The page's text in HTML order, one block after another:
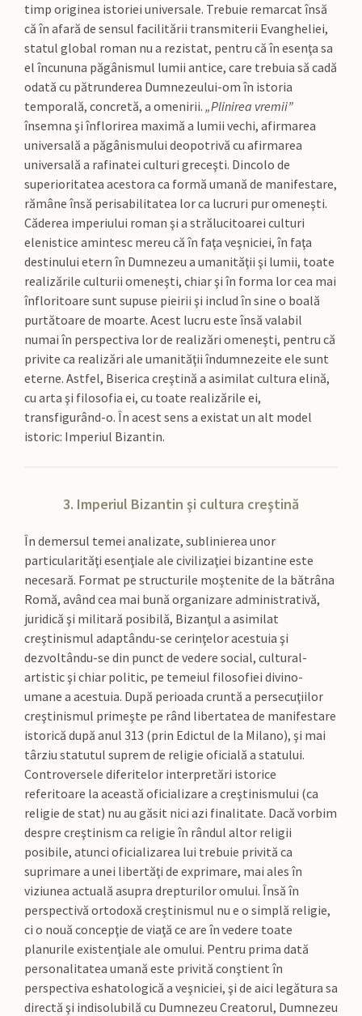
timp originea istoriei universale. Trebuie remarcat însă
că în afară de sensul facilitării transmiterii Evangheliei,
statul global roman nu a rezistat, pentru că în esenţa sa
el încununa păgânismul lumii antice, care trebuia să cadă
odată cu pătrunderea Dumnezeului-om în istoria
temporală, concretă, a omenirii. „Plinirea vremii”
însemna şi înflorirea maximă a lumii vechi, afirmarea
universală a păgânismului deopotrivă cu afirmarea
universală a rafinatei culturi greceşti. Dincolo de
superioritatea acestora ca formă umană de manifestare,
rămâne însă perisabilitatea lor ca lucruri pur omeneşti.
Căderea imperiului roman şi a strălucitoarei culturi
elenistice amintesc mereu că în faţa veşniciei, în faţa
destinului etern în Dumnezeu a umanităţii şi lumii, toate
realizările culturii omeneşti, chiar şi în forma lor cea mai
înfloritoare sunt supuse pieirii şi includ în sine o boală
purtătoare de moarte. Acest lucru este însă valabil
numai în perspectiva lor de realizări omeneşti, pentru că
privite ca realizări ale umanităţii îndumnezeite ele sunt
eterne. Astfel, Biserica creştină a asimilat cultura elină,
cu arta şi filosofia ei, cu toate realizările ei,
transfigurând-o. În acest sens a existat un alt model
istoric: Imperiul Bizantin.
3. Imperiul Bizantin şi cultura creştină
În demersul temei analizate, sublinierea unor
particularităţi esenţiale ale civilizaţiei bizantine este
necesară. Format pe structurile moştenite de la bătrâna
Romă, având cea mai bună organizare administrativă,
juridică şi militară posibilă, Bizanţul a asimilat
creştinismul adaptându-se cerinţelor acestuia şi
dezvoltându-se din punct de vedere social, cultural-
artistic şi chiar politic, pe temeiul filosofiei divino-
umane a acestuia. După perioada cruntă a persecuţiilor
creştinismul primeşte pe rând libertatea de manifestare
istorică după anul 313 (prin Edictul de la Milano), şi mai
târziu statutul suprem de religie oficială a statului.
Controversele diferitelor interpretări istorice
referitoare la această oficializare a creştinismului (ca
religie de stat) nu au găsit nici azi finalitate. Dacă vorbim
despre creştinism ca religie în rândul altor religii
posibile, atunci oficializarea lui trebuie privită ca
suprimare a unei libertăţi de exprimare, mai ales în
viziunea actuală asupra drepturilor omului. Însă în
perspectivă ortodoxă creştinismul nu e o simplă religie,
ci o nouă concepţie de viaţă ce are în vedere toate
planurile existenţiale ale omului. Pentru prima dată
personalitatea umană este privită conştient în
perspectiva eshatologică a veşniciei, şi de aici legătura sa
directă şi indisolubilă cu Dumnezeu Creatorul, Dumnezeu